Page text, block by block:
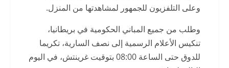
وعلى التلفزيون للجمهور لمشاهدتها من المنزل.
وطلب من جميع المباني الحكومية في بريطانيا،
تنكيس الأعلام الرسمية إلى نصف السارية، تكريما
للدوق حتى الساعة 08:00 بتوقيت غرينتش، في اليوم